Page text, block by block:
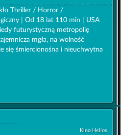
Thriller / Horror /
| Od 18 lat 110 min | USA
futurystyczną metropolię
mgła, na wolność
się śmiercionośna i nieuchwytna
Kino Helios